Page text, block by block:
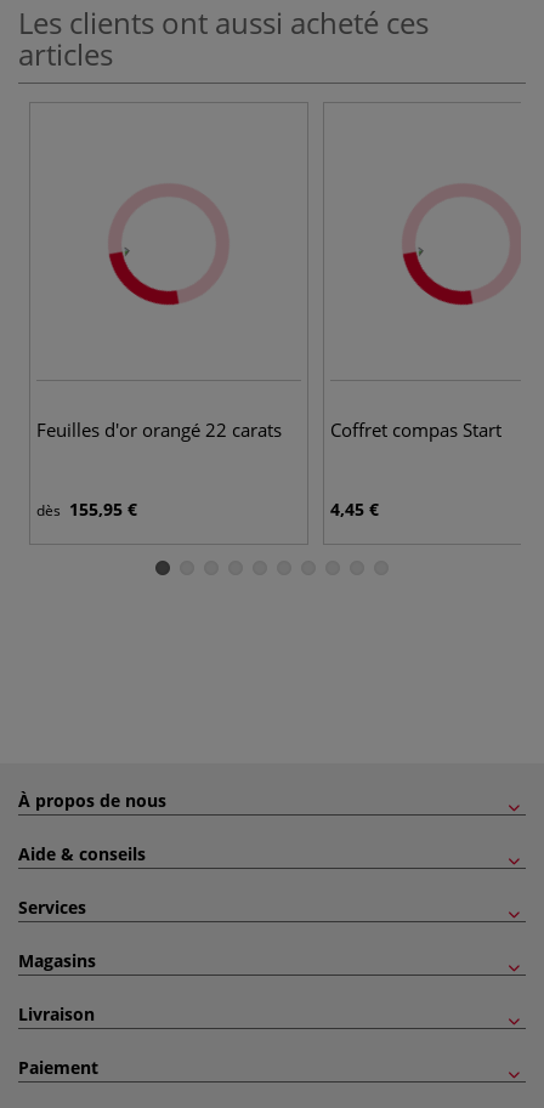
Les clients ont aussi acheté ces
articles
Feuilles d'or orangé 22 carats
dès 155,95 €
Coffret compas Start
4,45 €
À propos de nous
Aide & conseils
Services
Magasins
Livraison
Paiement